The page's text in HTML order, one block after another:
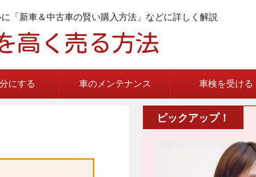
「新車＆中古車の賢い購入方法」などに詳しく解説
にする 車のメンテナンス 車検を受ける
ピックアップ！